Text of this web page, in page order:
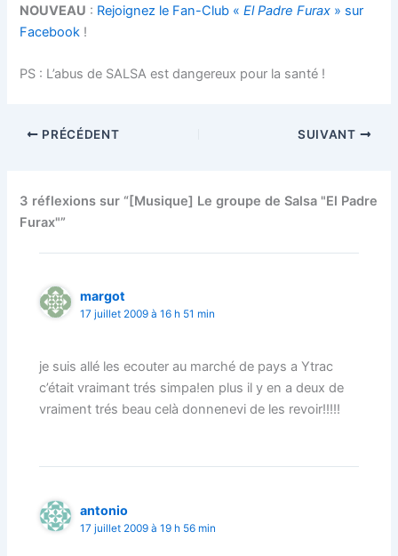
NOUVEAU : Rejoignez le Fan-Club «El Padre Furax » sur
Facebook !
PS : L’abus de SALSA est dangereux pour la santé !
PRÉCÉDENT SUIVANT
3 réflexions sur “[Musique] Le groupe de Salsa "El Padre
Furax"”
margot
17 juillet 2009 à 16 h 51 min
je suis allé les ecouter au marché de pays a Ytrac
c’était vraimant trés simpa!en plus il y en a deux de
vraiment trés beau celà donnenevi de les revoir!!!!!
antonio
17 juillet 2009 à 19 h 56 min